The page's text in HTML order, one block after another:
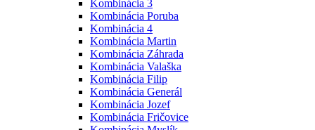
Kombinácia 3
Kombinácia Poruba
Kombinácia 4
Kombinácia Martin
Kombinácia Záhrada
Kombinácia Valaška
Kombinácia Filip
Kombinácia Generál
Kombinácia Jozef
Kombinácia Fričovice